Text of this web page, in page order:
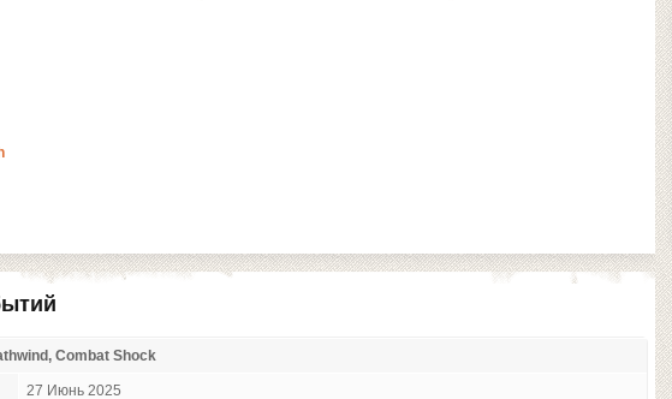
Combat Shock
27 Июнь 2025